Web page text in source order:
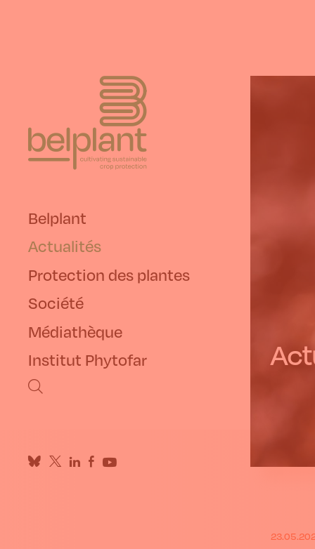
Belplant
Actualités
Protection des plantes
Société
Médiathèque
Institut Phytofar